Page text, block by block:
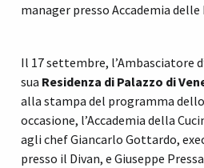
manager presso Accademia delle
Il 17 settembre, l’Ambasciatore
sua Residenza di Palazzo di
alla stampa del programma
occasione, l’Accademia della
agli chef Giancarlo Gottardo,
presso il Divan, e Giuseppe